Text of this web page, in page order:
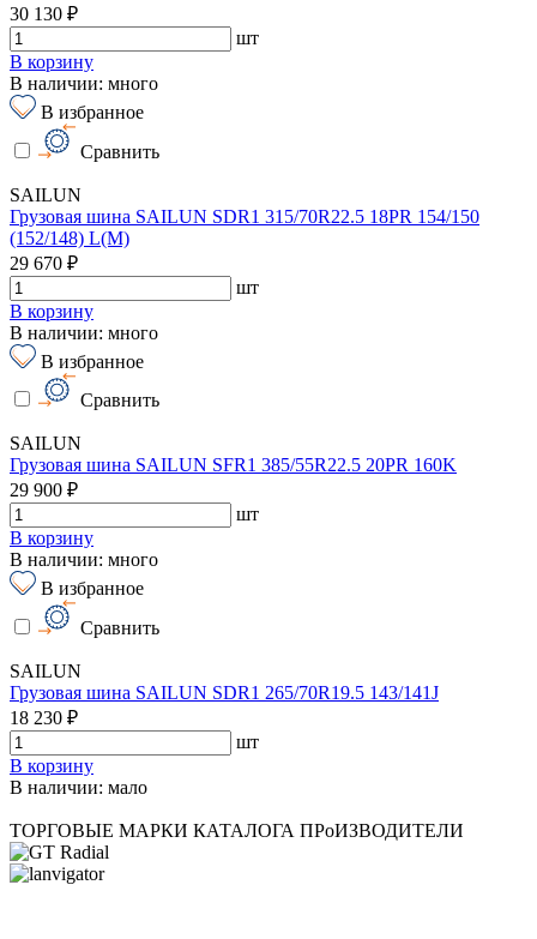
30 130 ₽
шт
В корзину
В наличии: много
В избранное
Сравнить
SAILUN
Грузовая шина SAILUN SDR1 315/70R22.5 18PR 154/150
(152/148) L(M)
29 670 ₽
шт
В корзину
В наличии: много
В избранное
Сравнить
SAILUN
Грузовая шина SAILUN SFR1 385/55R22.5 20PR 160K
29 900 ₽
шт
В корзину
В наличии: много
В избранное
Сравнить
SAILUN
Грузовая шина SAILUN SDR1 265/70R19.5 143/141J
18 230 ₽
шт
В корзину
В наличии: мало
ТОРГОВЫЕ МАРКИ КАТАЛОГА ПРоИЗВОДИТЕЛИ